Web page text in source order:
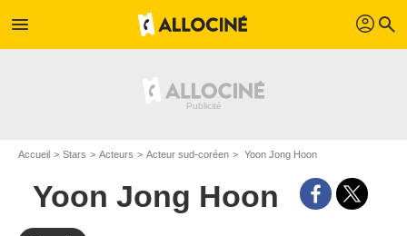
menu profil search
Accueil Stars Acteurs Acteur sud-coréen Yoon Jong Hoon
Yoon Jong Hoon